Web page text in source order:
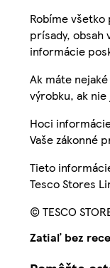
Robíme
prísady, obsah
informácie
Ak máte
výrobku, ak nie
Hoci
Vaše zákonné
Tieto
Tesco Stores
© TESCO
Zatiaľ bez